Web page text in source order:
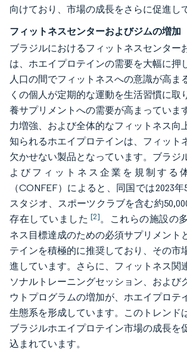
向けており、市場の成長をさらに促進し
フィットネスセンターおよびジムの増加
ブラジルにおけるフィットネスセンター
は、ホエイプロテインの需要を大幅に押
人口の間でフィットネスへの意識が高ま
くの個人が定期的な運動を生活習慣に取
養サプリメントへの需要が高まっていま
力増強、および全体的なフィットネス向
知られるホエイプロテインは、フィット
欠かせない製品となっています。ブラジ
よびフィットネス企業を規制する
（CONFEF）によると、同国では2023年
スタジオ、スポーツクラブを含む約
存在していました [2]。これらの施設の
ネス目標達成のための必須サプリメント
テインを積極的に推奨しており、その市
進しています。さらに、フィットネス関
ソナルトレーニングセッション、および
ウトプログラムの増加が、ホエイプロテ
生態系を形成しています。このトレンド
ブラジルホエイプロテイン市場の成長を
込まれています。